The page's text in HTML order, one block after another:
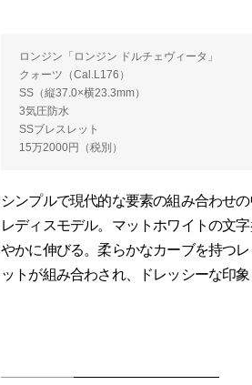
ロンジン「ロンジン ドルチェヴィータ」
クォーツ（Cal.L176）
SS（縦37.0×横23.3mm）
3気圧防水
SSブレスレット
15万2000円（税別）
シンプルで現代的な要素の組み合わせ
レディスモデル。マットホワイトの文
やかに伸びる。柔らかなカーブを持つ
ットが組み合わされ、ドレッシーな印